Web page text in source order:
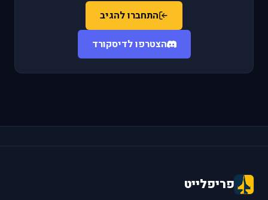
התחברו להגיב
הצטרפו לדיסקורד
פריפלייט